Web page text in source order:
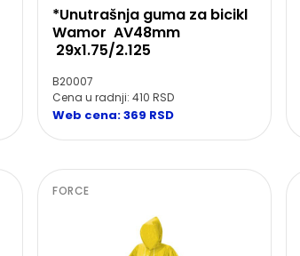
*Unutrašnja guma za bicikl
Wamor AV48mm
29x1.75/2.125
B20007
Cena u radnji: 410 RSD
Web cena: 369 RSD
FORCE